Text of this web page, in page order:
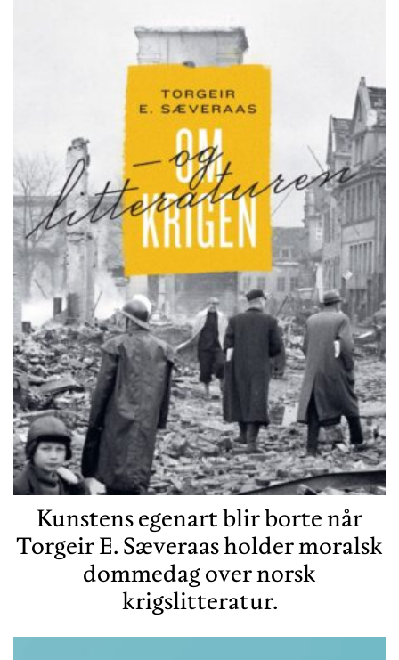
Kunstens egenart blir borte når
Torgeir E. Sæveraas holder moralsk
dommedag over norsk
krigslitteratur.